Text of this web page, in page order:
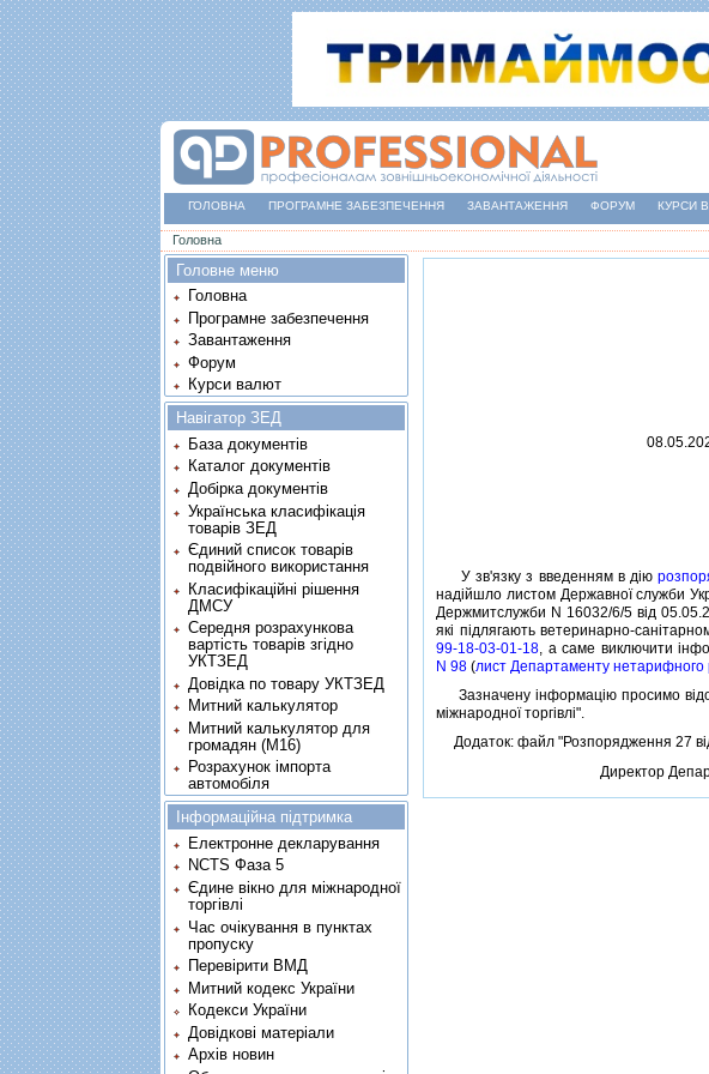
ГОЛОВНА ПРОГРАМНЕ ЗАБЕЗПЕЧЕННЯ ЗАВАНТАЖЕННЯ ФОРУМ КУРСИ
Ви є тут
Головна
У зв'язку з введенням в дiю
надiйшло листом Державної служби
Держмитслужби N 16032/6/5 вiд
якi пiдлягають ветеринарно-
99-18-03-01-18, а саме виключити
N 98 (лист Департаменту
Зазначену iнформацiю просимо
мiжнародної торгiвлi".
Додаток: файл "Розпорядження 27
Директор
Головне меню
Головна
Програмне забезпечення
Завантаження
Форум
Курси валют
Навігатор ЗЕД
База документів
Каталог документів
Добірка документів
Українська класифікація
товарів ЗЕД
Єдиний список товарів
подвійного використання
Класифікаційні рішення
ДМСУ
Середня розрахункова
вартість товарів згідно
УКТЗЕД
Довідка по товару УКТЗЕД
Митний калькулятор
Митний калькулятор для
громадян (М16)
Розрахунок імпорта
автомобіля
Інформаційна підтримка
Електронне декларування
NCTS Фаза 5
Єдине вікно для міжнародної
торгівлі
Час очікування в пунктах
пропуску
Перевірити ВМД
Митний кодекс України
Кодекси України
Довідкові матеріали
Архів новин